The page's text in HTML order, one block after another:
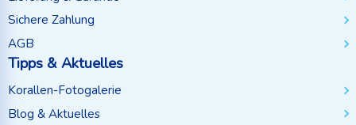
Sichere Zahlung
AGB
Tipps & Aktuelles
Korallen-Fotogalerie
Blog & Aktuelles